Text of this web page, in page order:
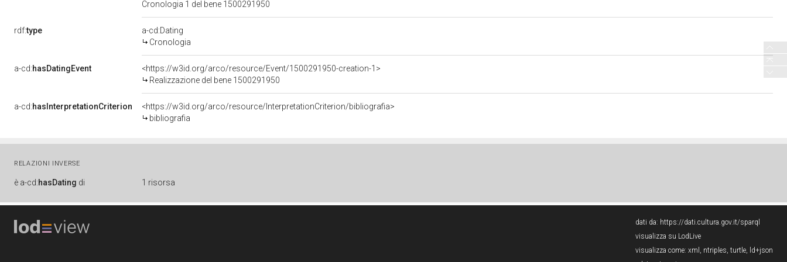
Cronologia 1 del bene 1500291950
rdf:type
a-cd:Dating
Cronologia
a-cd:hasDatingEvent
<https://w3id.org/arco/resource/Event/1500291950-creation-1>
Realizzazione del bene 1500291950
a-cd:hasInterpretationCriterion
<https://w3id.org/arco/resource/InterpretationCriterion/bibliografia>
bibliografia
RELAZIONI INVERSE
è a-cd:hasDating di 1 risorsa
dati da: https://dati.cultura.gov.it/sparql
visualizza su LodLive
visualizza come: xml , ntriples, turtle, ld+json